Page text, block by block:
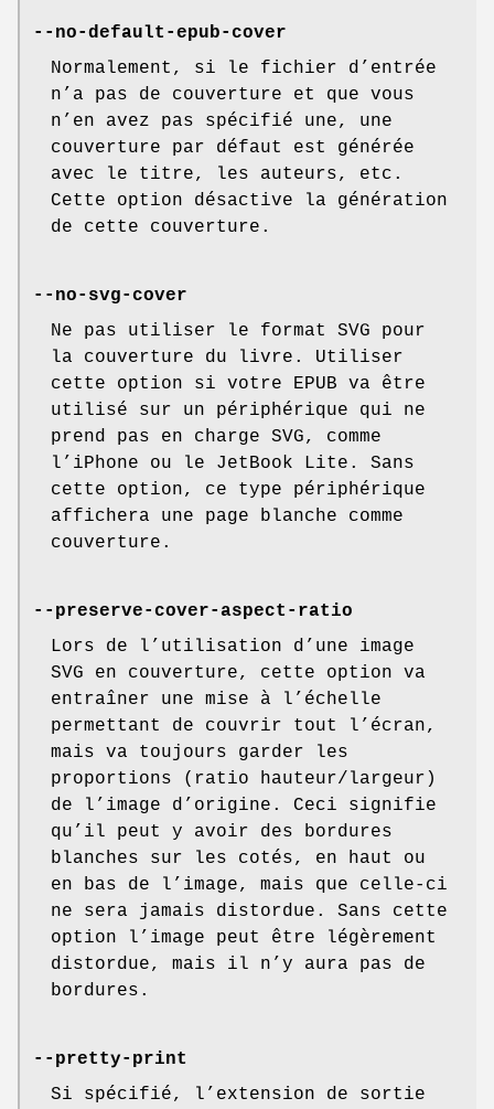
--no-default-epub-cover
Normalement, si le fichier d’entrée
n’a pas de couverture et que vous
n’en avez pas spécifié une, une
couverture par défaut est générée
avec le titre, les auteurs, etc.
Cette option désactive la génération
de cette couverture.
--no-svg-cover
Ne pas utiliser le format SVG pour
la couverture du livre. Utiliser
cette option si votre EPUB va être
utilisé sur un périphérique qui ne
prend pas en charge SVG, comme
l’iPhone ou le JetBook Lite. Sans
cette option, ce type périphérique
affichera une page blanche comme
couverture.
--preserve-cover-aspect-ratio
Lors de l’utilisation d’une image
SVG en couverture, cette option va
entraîner une mise à l’échelle
permettant de couvrir tout l’écran,
mais va toujours garder les
proportions (ratio hauteur/largeur)
de l’image d’origine. Ceci signifie
qu’il peut y avoir des bordures
blanches sur les cotés, en haut ou
en bas de l’image, mais que celle-ci
ne sera jamais distordue. Sans cette
option l’image peut être légèrement
distordue, mais il n’y aura pas de
bordures.
--pretty-print
Si spécifié, l’extension de sortie